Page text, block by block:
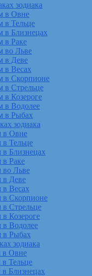
зодиака
в Овне
в Тельце
в Близнецах
в Раке
во Льве
в Деве
в Весах
в Скорпионе
в Стрельце
в Козероге
в Водолее
в Рыбах
зодиака
в Овне
в Тельце
в Близнецах
в Раке
во Льве
в Деве
в Весах
в Скорпионе
в Стрельце
Козероге
в Водолее
в Рыбах
зодиака
в Овне
в Тельце
Близнецах